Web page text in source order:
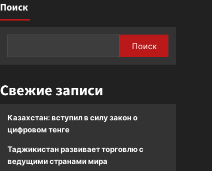
Поиск
Поиск
Свежие записи
Казахстан: вступил в силу закон о
цифровом тенге
Таджикистан развивает торговлю с
ведущими странами мира